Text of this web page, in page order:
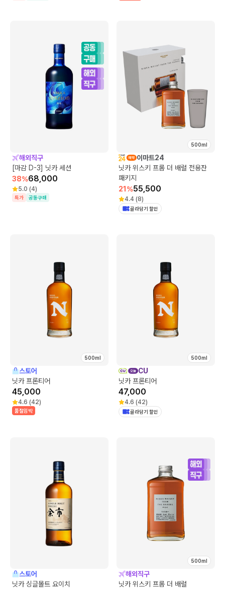
해외직구
[마감 D-3] 닛카 세션
38%68,000
5.0 (4)
특가 공동구매
500ml
이마트24
닛카 위스키 프롬 더 배럴 전용잔
패키지
21 %55,500
4.4 (8)
골라담기 할인
500ml
스토어
닛카 프론티어
45,000
4.6 (42)
품절임박
500ml
CU
닛카 프론티어
47,000
4.6 (42)
골라담기 할인
스토어
닛카 싱글몰트 요이치
500ml
해외직구
닛카 위스키 프롬 더 배럴